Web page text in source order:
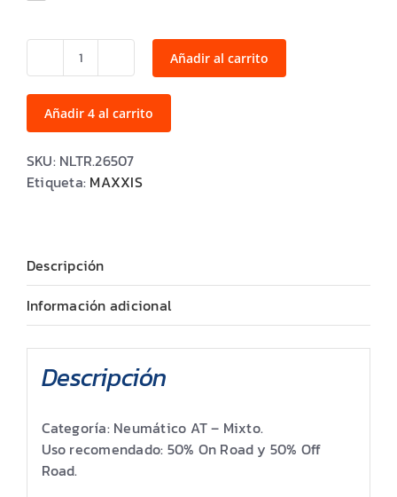
LT265/60R18
AT811
10PR
119/116S
cantidad
Añadir al carrito
Añadir 4 al carrito
SKU: NLTR.26507
Etiqueta: MAXXIS
Descripción
Información adicional
Descripción
Categoría: Neumático AT – Mixto.
Uso recomendado: 50% On Road y 50% Off
Road.